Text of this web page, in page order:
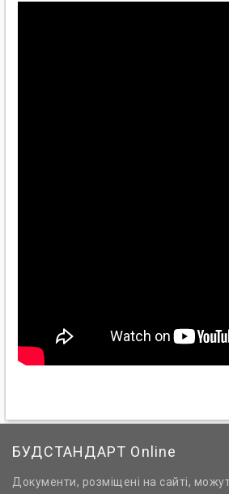
БУДСТАНДАРТ Online
Документи, розміщені на сайті,